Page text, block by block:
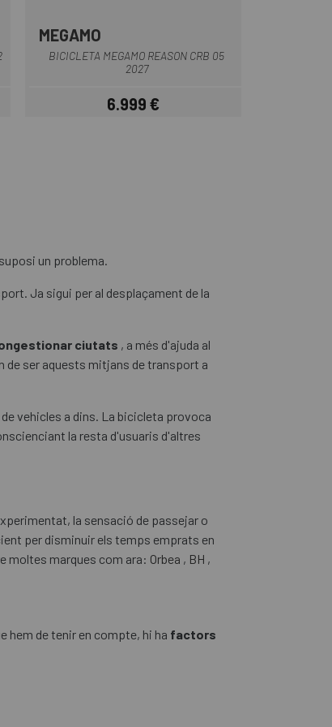
MEGAMO
BICICLETA MEGAMO REASON CRB 05
2027
Preu
6.999 €
un problema.
Ja sigui per al desplaçament de la
ciutats , a més d'ajuda al
de ser aquests mitjans de transport a
vehicles a dins. La bicicleta provoca
la resta d'usuaris d'altres
la sensació de passejar o
per disminuir els temps emprats en
moltes marques com ara: Orbea , BH ,
hem de tenir en compte, hi ha factors